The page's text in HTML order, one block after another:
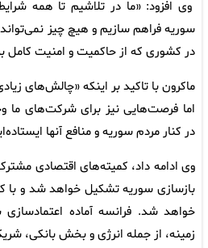
وی افزود: «ما در تلاشیم تا همه
سوریه فراهم سازیم و هیچ چیز
در کشوری که از حاکمیت و امنیت کامل
ماکرون با تاکید بر اینکه «چالش‌های
اما فرصت‌هایی نیز برای شرکت‌های ما
در کنار مردم سوریه و منافع آنها
وی ادامه داد، کمیته‌های اقتصادی
بازسازی سوریه تشکیل خواهد شد و
خواهد شد. فرانسه آماده
زمینه، از جمله انرژی و بخش بانکی،